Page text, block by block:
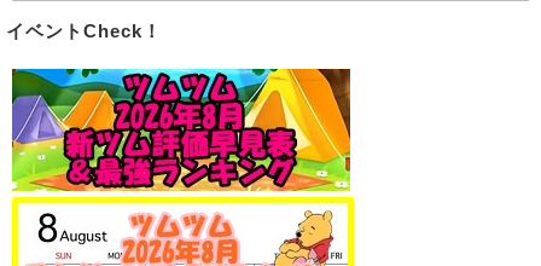
イベントCheck！